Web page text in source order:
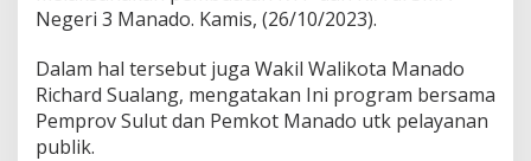
n
P
d
a
Negeri 3 Manado. Kamis, (26/10/2023).
Dalam hal tersebut juga Wakil Walikota Manado
Richard Sualang, mengatakan Ini program bersama
Pemprov Sulut dan Pemkot Manado utk pelayanan
publik.